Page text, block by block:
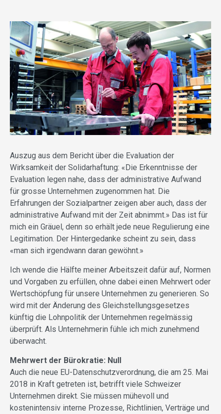
Auszug aus dem Bericht über die Evaluation der
Wirksamkeit der Solidarhaftung: «Die Erkenntnisse der
Evaluation legen nahe, dass der administrative Aufwand
für grosse Unternehmen zugenommen hat. Die
Erfahrungen der Sozialpartner zeigen aber auch, dass der
administrative Aufwand mit der Zeit abnimmt.» Das ist für
mich ein Gräuel, denn so erhält jede neue Regulierung eine
Legitimation. Der Hintergedanke scheint zu sein, dass
«man sich irgendwann daran gewöhnt.»
Ich wende die Hälfte meiner Arbeitszeit dafür auf, Normen
und Vorgaben zu erfüllen, ohne dabei einen Mehrwert oder
Wertschöpfung für unsere Unternehmen zu generieren. So
wird mit der Änderung des Gleichstellungsgesetzes
künftig die Lohnpolitik der Unternehmen regelmässig
überprüft. Als Unternehmerin fühle ich mich zunehmend
überwacht.
Mehrwert der Bürokratie: Null
Auch die neue EU-Datenschutzverordnung, die am 25. Mai
2018 in Kraft getreten ist, betrifft viele Schweizer
Unternehmen direkt. Sie müssen mühevoll und
kostenintensiv interne Prozesse, Richtlinien, Verträge und